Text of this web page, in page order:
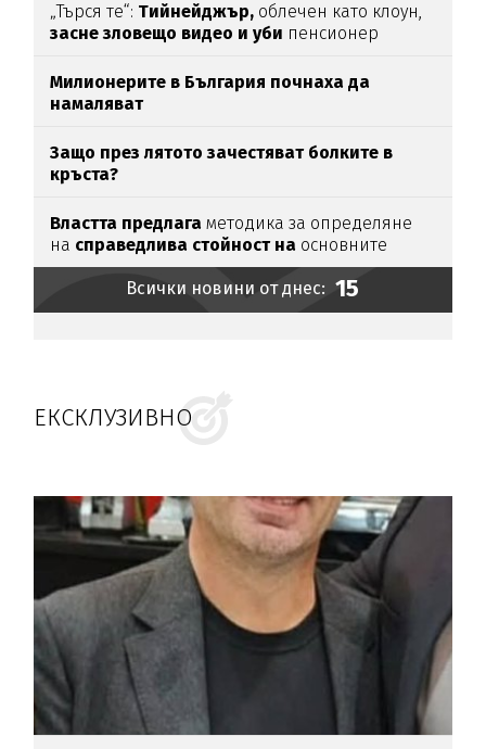
„Търся те“: Тийнейджър, облечен като клоун,
засне зловещо видео и уби пенсионер
Милионерите в България почнаха да
намаляват
Защо през лятото зачестяват болките в
кръста?
Властта предлага методика за определяне
на справедлива стойност на основните
храни
Всички новини от днес: 15
ЕКСКЛУЗИВНО